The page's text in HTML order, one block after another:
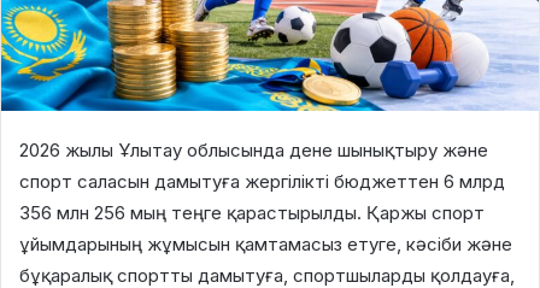
2026 жылы Ұлытау облысында дене шынықтыру және
спорт саласын дамытуға жергілікті бюджеттен 6 млрд
356 млн 256 мың теңге қарастырылды. Қаржы спорт
ұйымдарының жұмысын қамтамасыз етуге, кәсіби және
бұқаралық спортты дамытуға, спортшыларды қолдауға,